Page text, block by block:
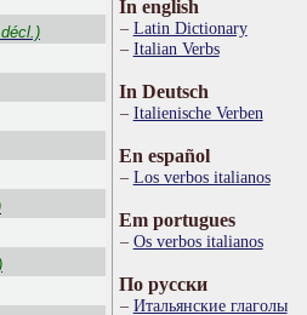
In english
Latin Dictionary
Italian Verbs
In Deutsch
Italienische Verben
En español
Los verbos italianos
Em portugues
Os verbos italianos
По русски
Итальянские глаголы